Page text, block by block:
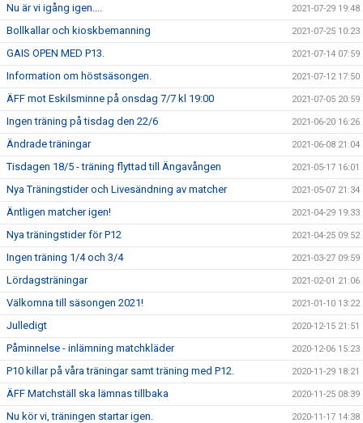
Nu är vi igång igen.... 2021-07-29 19:48
Bollkallar och kioskbemanning 2021-07-25 10:23
GAIS OPEN MED P13. 2021-07-14 07:59
Information om höstsäsongen. 2021-07-12 17:50
ÄFF mot Eskilsminne på onsdag 7/7 kl 19:00 2021-07-05 20:59
Ingen träning på tisdag den 22/6 2021-06-20 16:26
Ändrade träningar 2021-06-08 21:04
Tisdagen 18/5 - träning flyttad till Ängavången 2021-05-17 16:01
Nya Träningstider och Livesändning av matcher 2021-05-07 21:34
Äntligen matcher igen! 2021-04-29 19:33
Nya träningstider för P12 2021-04-25 09:52
Ingen träning 1/4 och 3/4 2021-03-27 09:59
Lördagsträningar 2021-02-01 21:06
Välkomna till säsongen 2021! 2021-01-10 13:22
Julledigt 2020-12-15 21:51
Påminnelse - inlämning matchkläder 2020-12-06 15:23
P10 killar på våra träningar samt träning med P12. 2020-11-29 18:21
ÄFF Matchställ ska lämnas tillbaka 2020-11-25 08:39
Nu kör vi, träningen startar igen. 2020-11-17 14:38